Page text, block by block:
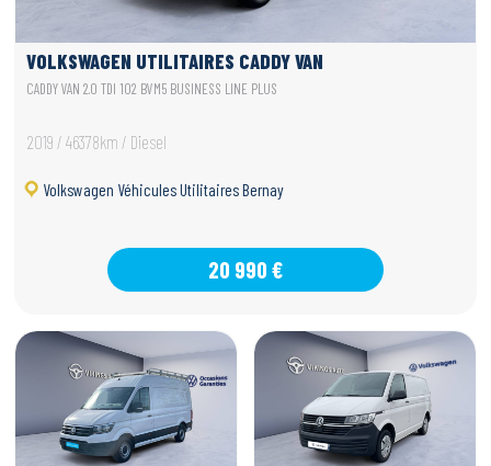
VOLKSWAGEN UTILITAIRES CADDY VAN
CADDY VAN 2.0 TDI 102 BVM5 BUSINESS LINE PLUS
2019 / 46378km / Diesel
Volkswagen Véhicules Utilitaires Bernay
20 990 €